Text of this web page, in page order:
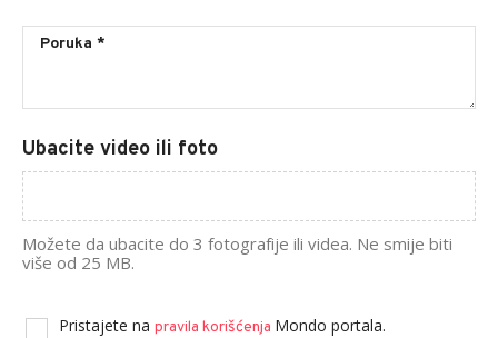
Ubacite video ili foto
Možete da ubacite do 3 fotografije ili videa. Ne smije biti
više od 25 MB.
Pristajete na pravila korišćenja Mondo portala.